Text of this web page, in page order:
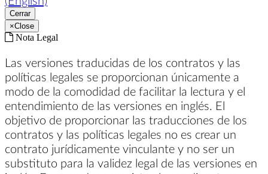
Cerrar
×Close
Nota Legal
Las versiones traducidas de los contratos y las
políticas legales se proporcionan únicamente a
modo de la comodidad de facilitar la lectura y el
entendimiento de las versiones en inglés. El
objetivo de proporcionar las traducciones de los
contratos y las políticas legales no es crear un
contrato jurídicamente vinculante y no ser un
substituto para la validez legal de las versiones en